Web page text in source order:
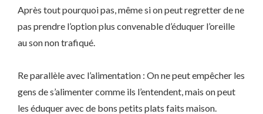
Après tout pourquoi pas, même si on peut regretter de ne
pas prendre l’option plus convenable d’éduquer l’oreille
au son non trafiqué.
Re parallèle avec l’alimentation : On ne peut empêcher les
gens de s’alimenter comme ils l’entendent, mais on peut
les éduquer avec de bons petits plats faits maison.